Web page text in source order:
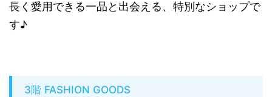
長く愛用できる一品と出会える、特別なショップで
す♪
3階 FASHION GOODS